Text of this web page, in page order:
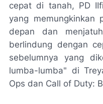
cepat di tanah, PD
yang memungkinkan
depan dan
berlindung dengan
sebelumnya yang
lumba-lumba" di
Ops dan Call of Duty: